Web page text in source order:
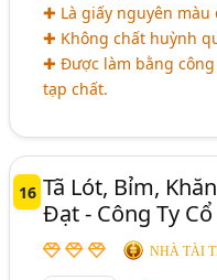
✚ Là giấy nguyên
✚ Không chất huỳnh
✚ Được làm bằng
tạp chất.
16 Tã Lót, Bỉm,
Đạt - Công Ty
NHÀ TÀI